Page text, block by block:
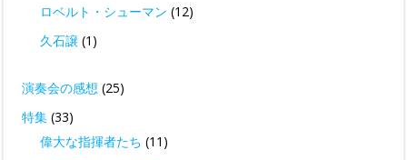
ロベルト・シューマン (12)
久石譲 (1)
演奏会の感想 (25)
特集 (33)
偉大な指揮者たち (11)